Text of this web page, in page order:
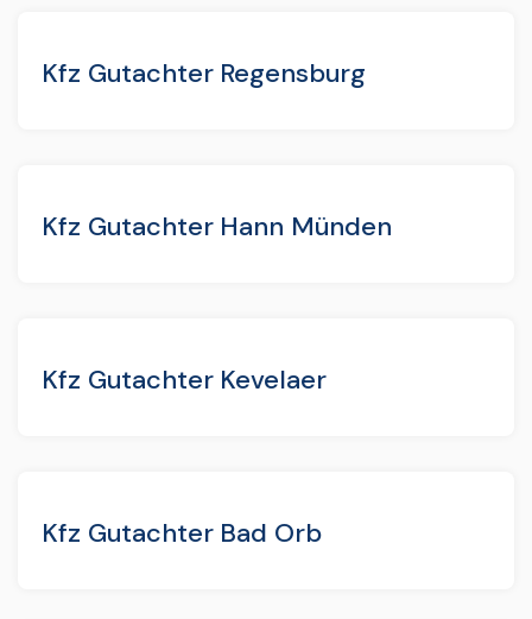
Kfz Gutachter Regensburg
Kfz Gutachter Hann Münden
Kfz Gutachter Kevelaer
Kfz Gutachter Bad Orb